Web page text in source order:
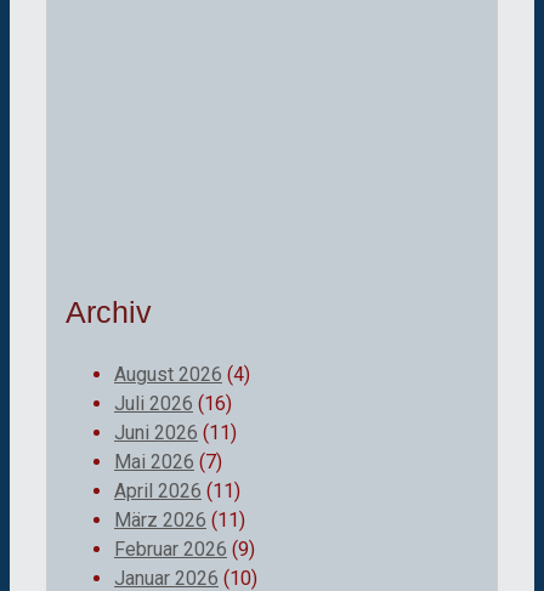
Archiv
August 2026 (4)
Juli 2026 (16)
Juni 2026 (11)
Mai 2026 (7)
April 2026 (11)
März 2026 (11)
Februar 2026 (9)
Januar 2026 (10)